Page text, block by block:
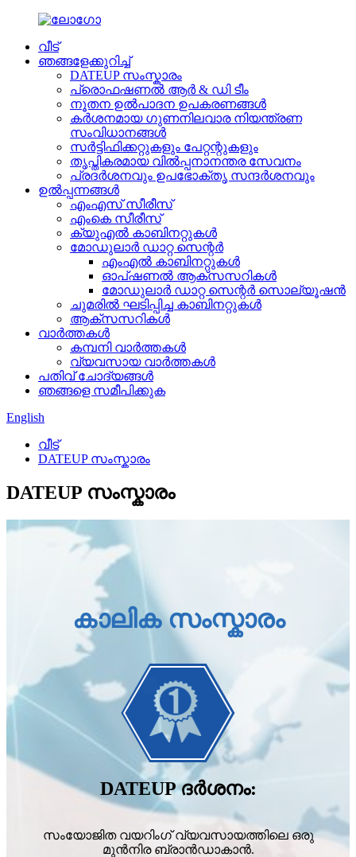
വീട്
ഞങ്ങളേക്കുറിച്ച്
DATEUP സംസ്കാരം
പ്രൊഫഷണൽ ആർ & ഡി ടീം
നൂതന ഉൽ‌പാദന ഉപകരണങ്ങൾ
കർശനമായ ഗുണനിലവാര നിയന്ത്രണ
സംവിധാനങ്ങൾ
സർട്ടിഫിക്കറ്റുകളും പേറ്റന്റുകളും
തൃപ്തികരമായ വിൽപ്പനാനന്തര സേവനം
പ്രദർശനവും ഉപഭോക്തൃ സന്ദർശനവും
ഉൽപ്പന്നങ്ങൾ
എംഎസ് സീരീസ്
എംകെ സീരീസ്
ക്യുഎൽ കാബിനറ്റുകൾ
മോഡുലാർ ഡാറ്റ സെന്റർ
എംഎൽ കാബിനറ്റുകൾ
ഓപ്ഷണൽ ആക്സസറികൾ
മോഡുലാർ ഡാറ്റ സെന്റർ സൊല്യൂഷൻ
ചുമരിൽ ഘടിപ്പിച്ച കാബിനറ്റുകൾ
ആക്‌സസറികൾ
വാർത്തകൾ
കമ്പനി വാർത്തകൾ
വ്യവസായ വാർത്തകൾ
പതിവ് ചോദ്യങ്ങൾ
ഞങ്ങളെ സമീപിക്കുക
English
വീട്
DATEUP സംസ്കാരം
DATEUP സംസ്കാരം
കാലിക സംസ്കാരം
DATEUP ദർശനം:
സംയോജിത വയറിംഗ് വ്യവസായത്തിലെ ഒരു
മുൻനിര ബ്രാൻഡാകാൻ.